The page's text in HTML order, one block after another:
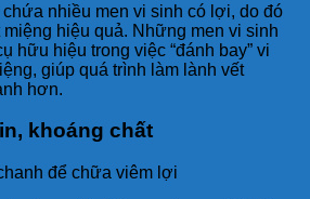
nhiều men vi sinh có lợi, do đó
hiệu quả. Những men vi sinh
hữu hiệu trong việc “đánh bay” vi
giúp quá trình làm lành vết
hơn.
khoáng chất